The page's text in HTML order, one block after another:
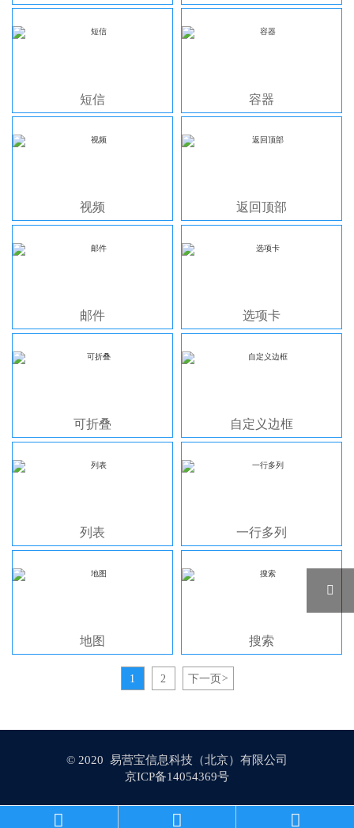
短信 容器
视频 返回顶部
邮件 选项卡
可折叠 自定义边框
列表 一行多列
地图 搜索
1 2 下一页>
© 2020 易营宝信息科技（北京）有限公司
京ICP备14054369号
京公网安备 11010202009692号
  
